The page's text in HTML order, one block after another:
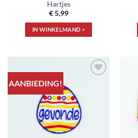
Hartjes
€5,99
IN WINKELMAND >
AANBIEDING!
verlanglijst